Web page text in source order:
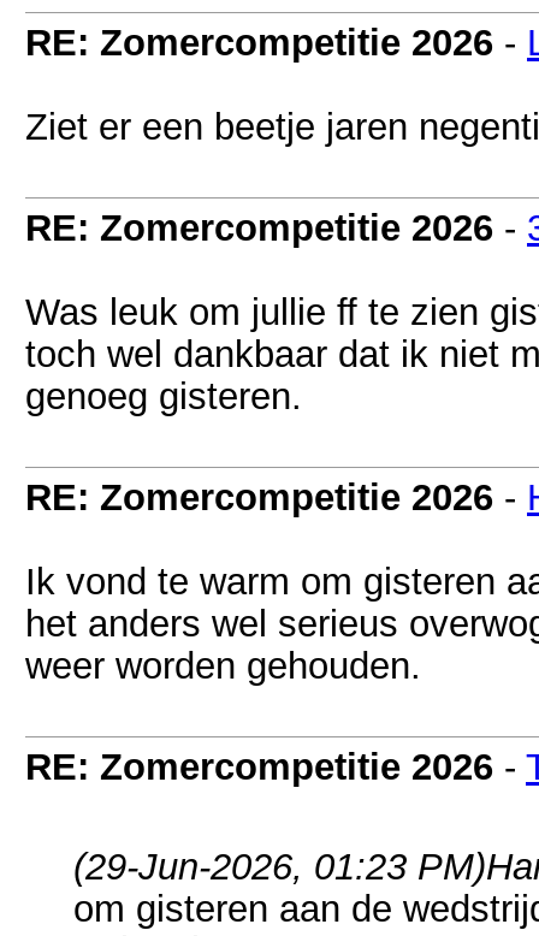
RE: Zomercompetitie 2026 -
Ziet er een beetje jaren
RE: Zomercompetitie 2026 -
Was leuk om jullie ff te zien
toch wel dankbaar dat ik niet
genoeg gisteren.
RE: Zomercompetitie 2026 -
Ik vond te warm om gisteren
het anders wel serieus
weer worden gehouden.
RE: Zomercompetitie 2026 -
(29-Jun-2026, 01:23 PM)
om gisteren aan de